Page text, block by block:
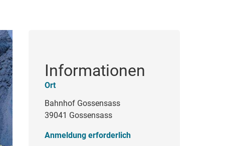
Informationen
Ort
Bahnhof Gossensass
39041 Gossensass
Anmeldung erforderlich